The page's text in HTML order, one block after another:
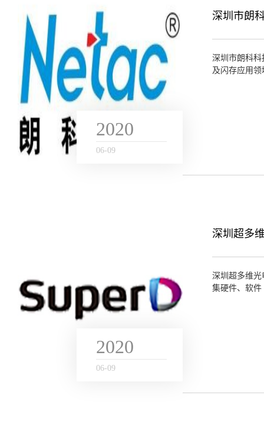
2020
06-09
深圳市朗
深圳市朗科科
及闪存应用
2020
06-09
深圳超多
深圳超多维光
集硬件、软